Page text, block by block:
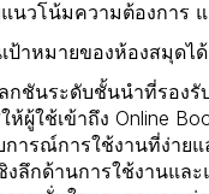
แนวโน้มความต้องการ
ป้าหมายของห้องสมุดได้
ลกชันระดับชั้นนำที่รอง
ห้ผู้ใช้เข้าถึง Online
การณ์การใช้งานที่ง่าย
งลึกด้านการใช้งานแล